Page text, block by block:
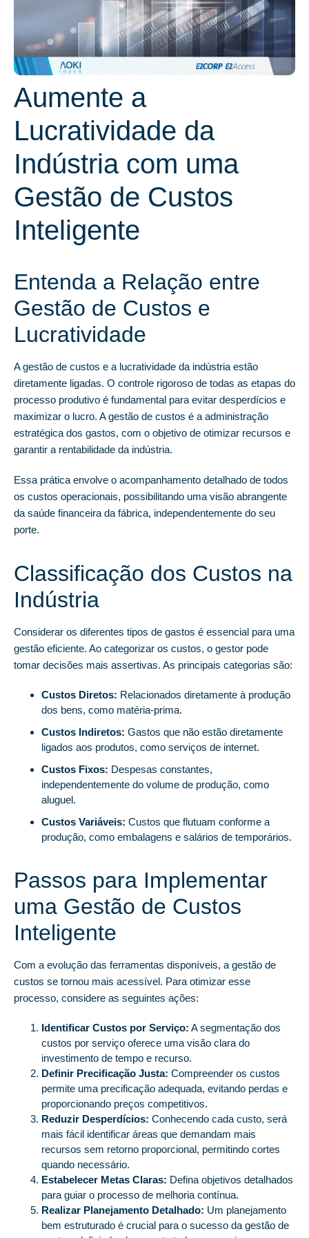
Aumente a
Lucratividade da
Indústria com uma
Gestão de Custos
Inteligente
Entenda a Relação entre
Gestão de Custos e
Lucratividade
A gestão de custos e a lucratividade da indústria estão
diretamente ligadas. O controle rigoroso de todas as etapas do
processo produtivo é fundamental para evitar desperdícios e
maximizar o lucro. A gestão de custos é a administração
estratégica dos gastos, com o objetivo de otimizar recursos e
garantir a rentabilidade da indústria.
Essa prática envolve o acompanhamento detalhado de todos
os custos operacionais, possibilitando uma visão abrangente
da saúde financeira da fábrica, independentemente do seu
porte.
Classificação dos Custos na
Indústria
Considerar os diferentes tipos de gastos é essencial para uma
gestão eficiente. Ao categorizar os custos, o gestor pode
tomar decisões mais assertivas. As principais categorias são:
Custos Diretos: Relacionados diretamente à produção
dos bens, como matéria-prima.
Custos Indiretos: Gastos que não estão diretamente
ligados aos produtos, como serviços de internet.
Custos Fixos: Despesas constantes,
independentemente do volume de produção, como
aluguel.
Custos Variáveis: Custos que flutuam conforme a
produção, como embalagens e salários de temporários.
Passos para Implementar
uma Gestão de Custos
Inteligente
Com a evolução das ferramentas disponíveis, a gestão de
custos se tornou mais acessível. Para otimizar esse
processo, considere as seguintes ações:
Identificar Custos por Serviço: A segmentação dos
custos por serviço oferece uma visão clara do
investimento de tempo e recurso.
Definir Precificação Justa: Compreender os custos
permite uma precificação adequada, evitando perdas e
proporcionando preços competitivos.
Reduzir Desperdícios: Conhecendo cada custo, será
mais fácil identificar áreas que demandam mais
recursos sem retorno proporcional, permitindo cortes
quando necessário.
Estabelecer Metas Claras: Defina objetivos detalhados
para guiar o processo de melhoria contínua.
Realizar Planejamento Detalhado: Um planejamento
bem estruturado é crucial para o sucesso da gestão de